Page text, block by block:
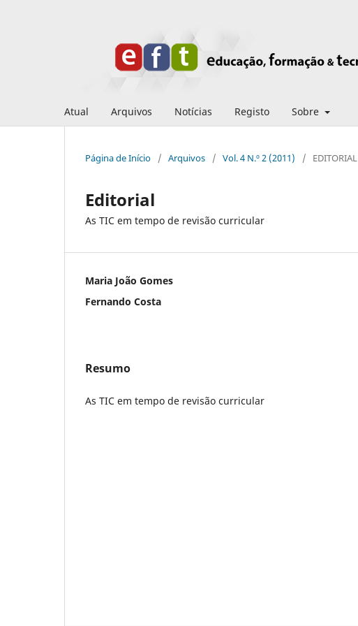
Atual Arquivos Notícias Registo Sobre
Página de Início / Arquivos / Vol. 4 N.º 2 (2011) / EDITORIAL
Editorial
As TIC em tempo de revisão curricular
Maria João Gomes
Fernando Costa
Resumo
As TIC em tempo de revisão curricular